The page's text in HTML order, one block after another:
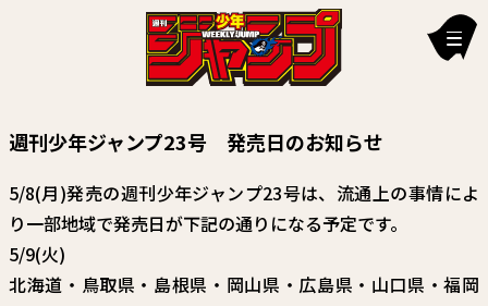
編集部からのお知らせ
お知らせ
連載作品
週刊少年ジャンプ23号 発売日のお知らせ
5/8(月)発売の週刊少年ジャンプ23号は、流通上の事情によ
り一部地域で発売日が下記の通りになる予定です。
5/9(火)
北海道・鳥取県・島根県・岡山県・広島県・山口県・福岡